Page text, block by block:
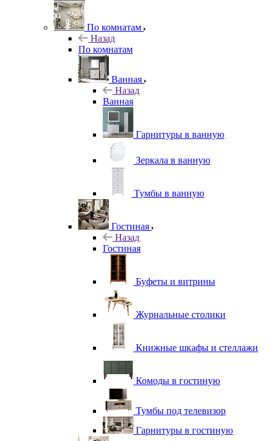
По комнатам
Назад
По комнатам
Ванная
Назад
Ванная
Гарнитуры в ванную
Зеркала в ванную
Тумбы в ванную
Гостиная
Назад
Гостиная
Буфеты и витрины
Журнальные столики
Книжные шкафы и стеллажи
Комоды в гостиную
Тумбы под телевизор
Гарнитуры в гостиную